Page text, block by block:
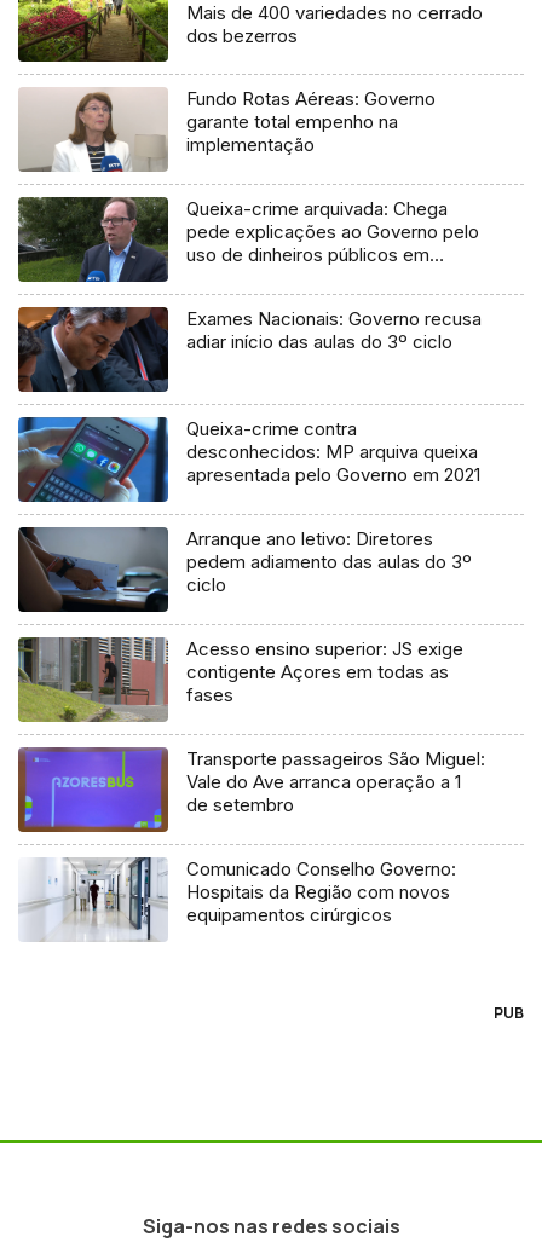
Mais de 400 variedades no cerrado
dos bezerros
Fundo Rotas Aéreas: Governo
garante total empenho na
implementação
Queixa-crime arquivada: Chega
pede explicações ao Governo pelo
uso de dinheiros públicos em
Exames Nacionais: Governo recusa
adiar início das aulas do 3º ciclo
Queixa-crime contra
desconhecidos: MP arquiva queixa
apresentada pelo Governo em 2021
Arranque ano letivo: Diretores
pedem adiamento das aulas do 3º
ciclo
Acesso ensino superior: JS exige
contigente Açores em todas as
fases
Transporte passageiros São Miguel:
Vale do Ave arranca operação a 1
de setembro
Comunicado Conselho Governo:
Hospitais da Região com novos
equipamentos cirúrgicos
PUB
Siga-nos nas redes sociais